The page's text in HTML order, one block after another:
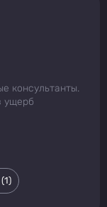
консультанты.
ущерб
1)